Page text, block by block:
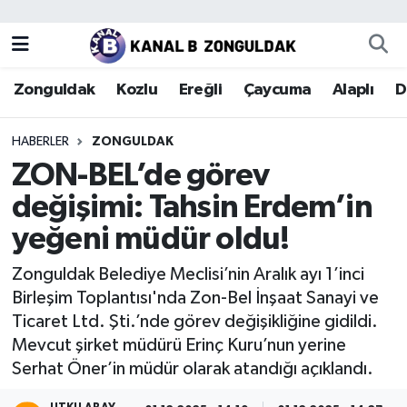
Zonguldak Kozlu Ereğli Çaycuma Alaplı
HABERLER ZONGULDAK
ZON-BEL’de görev
değişimi: Tahsin Erdem’in
yeğeni müdür oldu!
Zonguldak Belediye Meclisi’nin Aralık ayı 1’inci
Birleşim Toplantısı'nda Zon-Bel İnşaat Sanayi ve
Ticaret Ltd. Şti.’nde görev değişikliğine gidildi.
Mevcut şirket müdürü Erinç Kuru’nun yerine
Serhat Öner’in müdür olarak atandığı açıklandı.
Zonguldak
Kozlu
Ereğli
Çaycuma
Alaplı
Devrek
Gökçebey
Zonguldak Nöbetçi Eczaneler
Zonguldak Hava Durumu
Zonguldak Trafik Yoğunluk Haritası
Puan Durumu ve Fikstür
Tüm Manşetler
Son Dakika Haberleri
Haber Arşivi